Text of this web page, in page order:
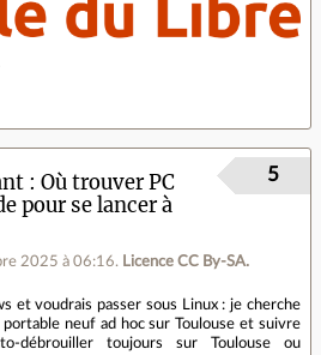
Où trouver PC
pour se lancer à
2025 à 06:16. Licence CC By‑SA.
5
et voudrais passer sous Linux : je cherche
neuf ad hoc sur Toulouse et suivre
débrouiller toujours sur Toulouse ou